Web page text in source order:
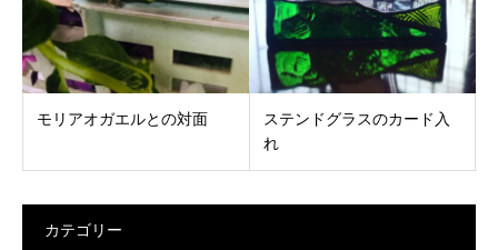
モリアオガエルとの対面
ステンドグラスのカード入
れ
カテゴリー